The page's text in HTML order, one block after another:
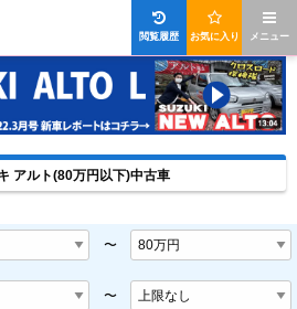
メニュー
お気に入り
閲覧履歴
アルト(80万円以下)中古車
〜
〜